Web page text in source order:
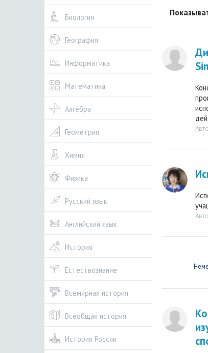
Биология
География
Информатика
Математика
Алгебра
Геометрия
Химия
Физика
Русский язык
Английский язык
История
Естествознание
Всемирная история
Всеобщая история
История России